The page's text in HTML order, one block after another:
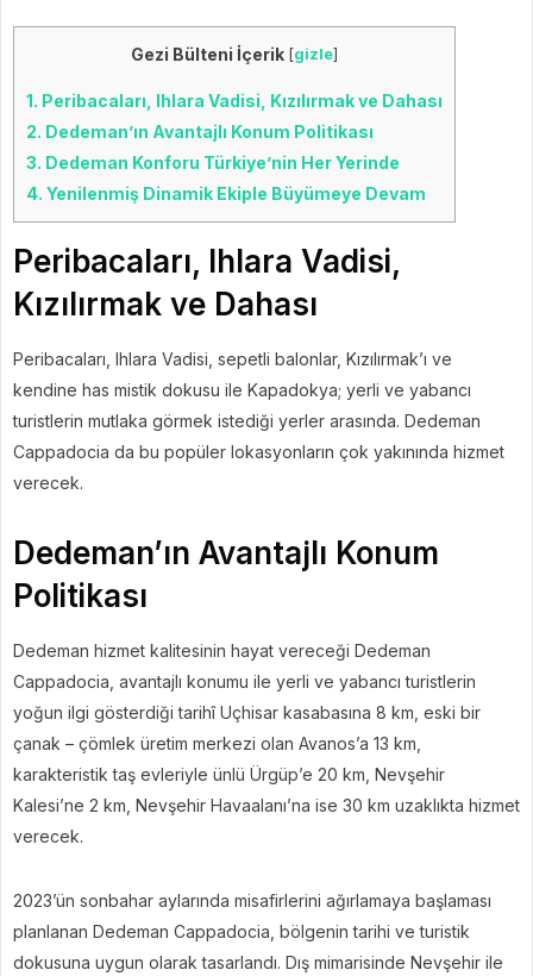
Gezi Bülteni İçerik [gizle]
1. Peribacaları, Ihlara Vadisi, Kızılırmak ve Dahası
2. Dedeman’ın Avantajlı Konum Politikası
3. Dedeman Konforu Türkiye’nin Her Yerinde
4. Yenilenmiş Dinamik Ekiple Büyümeye Devam
Peribacaları, Ihlara Vadisi,
Kızılırmak ve Dahası
Peribacaları, Ihlara Vadisi, sepetli balonlar, Kızılırmak’ı ve
kendine has mistik dokusu ile Kapadokya; yerli ve yabancı
turistlerin mutlaka görmek istediği yerler arasında. Dedeman
Cappadocia da bu popüler lokasyonların çok yakınında hizmet
verecek.
Dedeman’ın Avantajlı Konum
Politikası
Dedeman hizmet kalitesinin hayat vereceği Dedeman
Cappadocia, avantajlı konumu ile yerli ve yabancı turistlerin
yoğun ilgi gösterdiği tarihî Uçhisar kasabasına 8 km, eski bir
çanak – çömlek üretim merkezi olan Avanos’a 13 km,
karakteristik taş evleriyle ünlü Ürgüp’e 20 km, Nevşehir
Kalesi’ne 2 km, Nevşehir Havaalanı’na ise 30 km uzaklıkta hizmet
verecek.
2023’ün sonbahar aylarında misafirlerini ağırlamaya başlaması
planlanan Dedeman Cappadocia, bölgenin tarihi ve turistik
dokusuna uygun olarak tasarlandı. Dış mimarisinde Nevşehir ile